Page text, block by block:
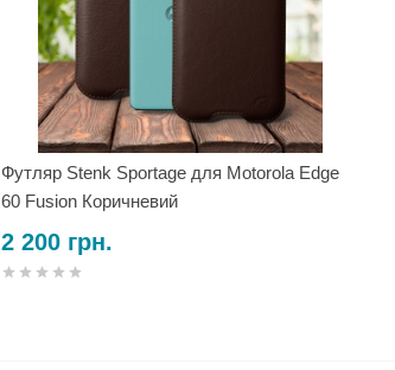
Футляр Stenk Sportage для Motorola Edge
60 Fusion Коричневий
2 200 грн.